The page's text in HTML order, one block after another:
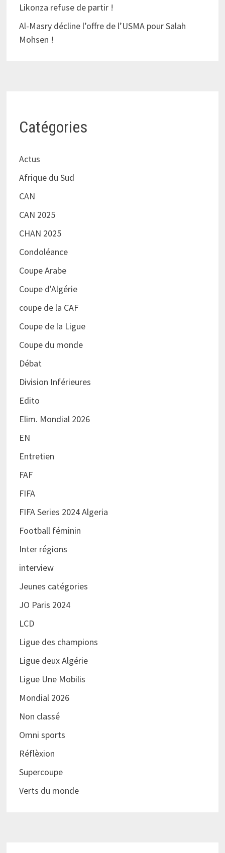
Likonza refuse de partir !
Al-Masry décline l’offre de l’USMA pour Salah
Mohsen !
Catégories
Actus
Afrique du Sud
CAN
CAN 2025
CHAN 2025
Condoléance
Coupe Arabe
Coupe d'Algérie
coupe de la CAF
Coupe de la Ligue
Coupe du monde
Débat
Division Inférieures
Edito
Elim. Mondial 2026
EN
Entretien
FAF
FIFA
FIFA Series 2024 Algeria
Football féminin
Inter régions
interview
Jeunes catégories
JO Paris 2024
LCD
Ligue des champions
Ligue deux Algérie
Ligue Une Mobilis
Mondial 2026
Non classé
Omni sports
Réflèxion
Supercoupe
Verts du monde